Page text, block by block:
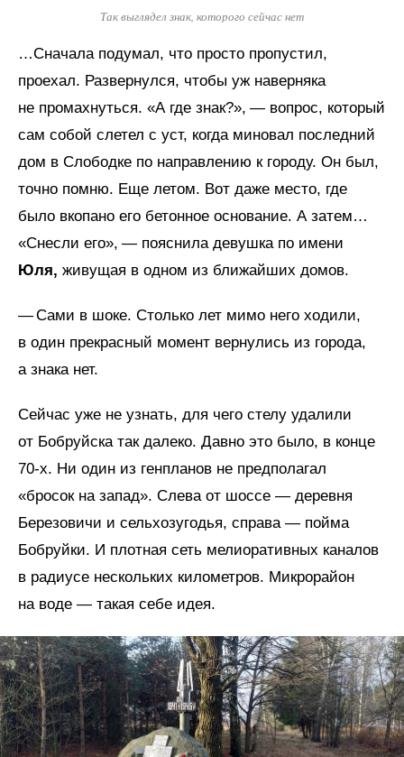
Так выглядел знак, которого сейчас нет
…Сначала подумал, что просто пропустил,
проехал. Развернулся, чтобы уж наверняка
не промахнуться. «А где знак?», — вопрос, который
сам собой слетел с уст, когда миновал последний
дом в Слободке по направлению к городу. Он был,
точно помню. Еще летом. Вот даже место, где
было вкопано его бетонное основание. А затем…
«Снесли его», — пояснила девушка по имени
Юля, живущая в одном из ближайших домов.
— Сами в шоке. Столько лет мимо него ходили,
в один прекрасный момент вернулись из города,
а знака нет.
Сейчас уже не узнать, для чего стелу удалили
от Бобруйска так далеко. Давно это было, в конце
70‑х. Ни один из генпланов не предполагал
«бросок на запад». Слева от шоссе — деревня
Березовичи и сельхозугодья, справа — пойма
Бобруйки. И плотная сеть мелиоративных каналов
в радиусе нескольких километров. Микрорайон
на воде — такая себе идея.